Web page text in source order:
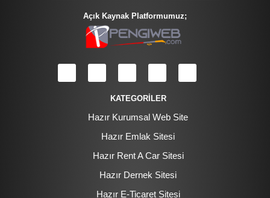
Açık Kaynak Platformumuz;
KATEGORİLER
Hazır Kurumsal Web Site
Hazır Emlak Sitesi
Hazır Rent A Car Sitesi
Hazır Dernek Sitesi
Hazır E-Ticaret Sitesi